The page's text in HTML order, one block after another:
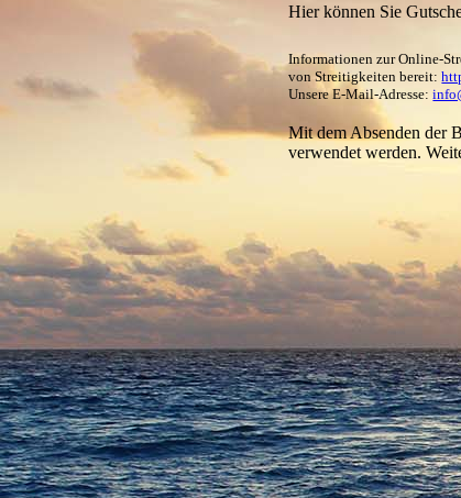
Hier können Sie
Informationen zur Online-
von Streitigkeiten bereit:
Unsere E-Mail-Adresse:
Mit dem Absenden der
verwendet werden.